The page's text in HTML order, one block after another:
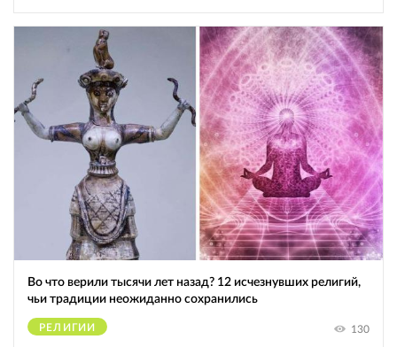
Во что верили тысячи лет назад? 12 исчезнувших религий,
чьи традиции неожиданно сохранились
РЕЛИГИИ 130